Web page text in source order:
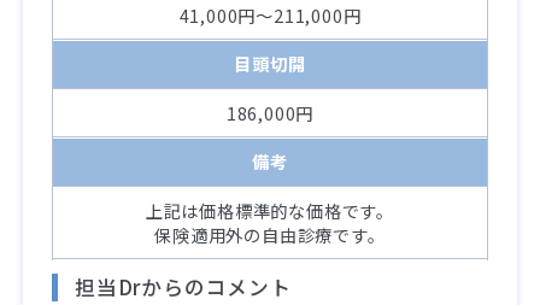
41,000円～211,000円
目頭切開
186,000円
備考
上記は価格標準的な価格です。
保険適用外の自由診療です。
担当Drからのコメント